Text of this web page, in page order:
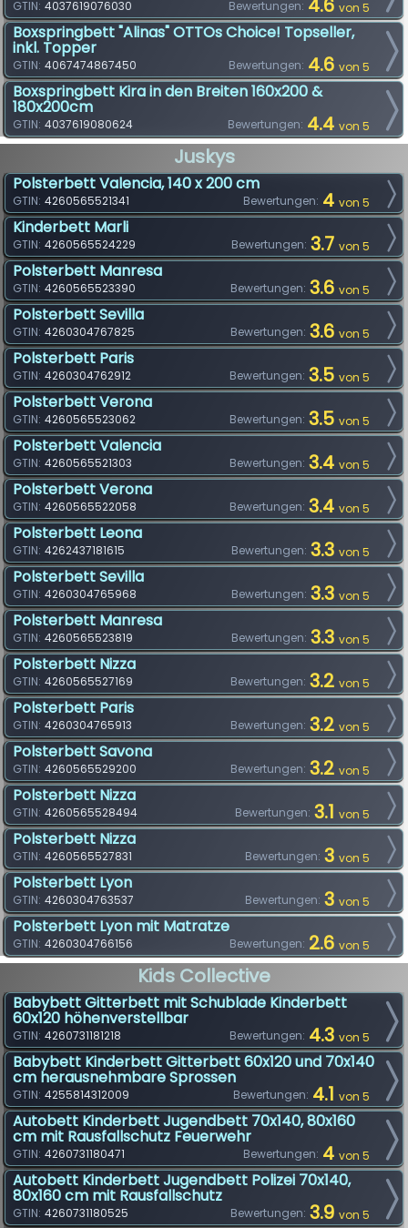
Bewertungen: 4.6 von 5
GTIN: 4037619076030
Boxspringbett "Alinas" OTTOs Choice! Topseller,
inkl. Topper
Bewertungen: 4.6 von 5
GTIN: 4067474867450
Boxspringbett Kira in den Breiten 160x200 &
180x200cm
Bewertungen: 4.4 von 5
GTIN: 4037619080624
Juskys
Polsterbett Valencia, 140 x 200 cm
Bewertungen: 4 von 5
GTIN: 4260565521341
Kinderbett Marli
Bewertungen: 3.7 von 5
GTIN: 4260565524229
Polsterbett Manresa
Bewertungen: 3.6 von 5
GTIN: 4260565523390
Polsterbett Sevilla
Bewertungen: 3.6 von 5
GTIN: 4260304767825
Polsterbett Paris
Bewertungen: 3.5 von 5
GTIN: 4260304762912
Polsterbett Verona
Bewertungen: 3.5 von 5
GTIN: 4260565523062
Polsterbett Valencia
Bewertungen: 3.4 von 5
GTIN: 4260565521303
Polsterbett Verona
Bewertungen: 3.4 von 5
GTIN: 4260565522058
Polsterbett Leona
Bewertungen: 3.3 von 5
GTIN: 4262437181615
Polsterbett Sevilla
Bewertungen: 3.3 von 5
GTIN: 4260304765968
Polsterbett Manresa
Bewertungen: 3.3 von 5
GTIN: 4260565523819
Polsterbett Nizza
Bewertungen: 3.2 von 5
GTIN: 4260565527169
Polsterbett Paris
Bewertungen: 3.2 von 5
GTIN: 4260304765913
Polsterbett Savona
Bewertungen: 3.2 von 5
GTIN: 4260565529200
Polsterbett Nizza
Bewertungen: 3.1 von 5
GTIN: 4260565528494
Polsterbett Nizza
Bewertungen: 3 von 5
GTIN: 4260565527831
Polsterbett Lyon
Bewertungen: 3 von 5
GTIN: 4260304763537
Polsterbett Lyon mit Matratze
Bewertungen: 2.6 von 5
GTIN: 4260304766156
Kids Collective
Babybett Gitterbett mit Schublade Kinderbett
60x120 höhenverstellbar
Bewertungen: 4.3 von 5
GTIN: 4260731181218
Babybett Kinderbett Gitterbett 60x120 und 70x140
cm herausnehmbare Sprossen
Bewertungen: 4.1 von 5
GTIN: 4255814312009
Autobett Kinderbett Jugendbett 70x140, 80x160
cm mit Rausfallschutz Feuerwehr
Bewertungen: 4 von 5
GTIN: 4260731180471
Autobett Kinderbett Jugendbett Polizei 70x140,
80x160 cm mit Rausfallschutz
Bewertungen: 3.9 von 5
GTIN: 4260731180525